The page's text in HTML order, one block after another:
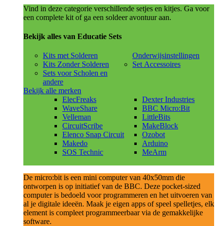
Vind in deze categorie verschillende setjes en kitjes. Ga voor
een complete kit of ga een soldeer avontuur aan.
Bekijk alles van Educatie Sets
Kits met Solderen
Kits Zonder Solderen
Sets voor Scholen en
andere
Onderwijsinstellingen
Set Accessoires
Bekijk alle merken
ElecFreaks
WaveShare
Velleman
CircuitScribe
Elenco Snap Circuit
Makedo
SOS Technic
Dexter Industries
BBC Micro:Bit
LittleBits
MakeBlock
Ozobot
Arduino
MeArm
De micro:bit is een mini computer van 40x50mm die
ontworpen is op initiatief van de BBC. Deze pocket-sized
computer is bedoeld voor programmeren en het uitvoeren van
al je digitale ideeën. Maak je eigen apps of speel spelletjes, elk
element is compleet programmeerbaar via de gemakkelijke
software.